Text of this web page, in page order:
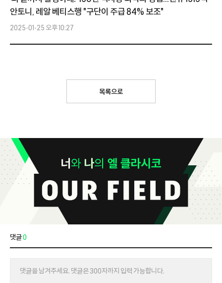
안토니, 레알 베티스행 "구단이 주급 84% 보조"
2025-01-25 오후 10:27
목록으로
댓글0